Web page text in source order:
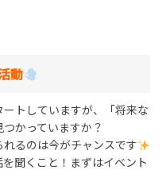
動
トしていますが、「将来な
かっていますか？
るのは今がチャンスです
聞くこと！まずはイベント